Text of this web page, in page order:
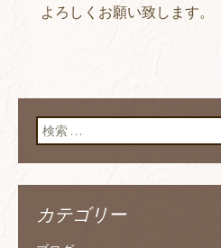
よろしくお願い致します。
検索:
カテゴリー